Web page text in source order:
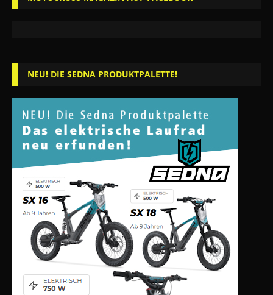
NEU! DIE SEDNA PRODUKTPALETTE!